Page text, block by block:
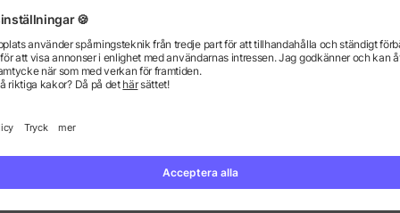
från 145,15 kr från 571,86 kr
Vi har svaren.